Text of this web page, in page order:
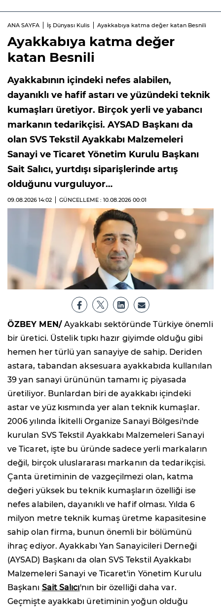
ANA SAYFA İş Dünyası Kulis Ayakkabıya katma değer katan Besnili
Ayakkabıya katma değer
katan Besnili
Ayakkabının içindeki nefes alabilen,
dayanıklı ve hafif astarı ve yüzündeki teknik
kumaşları üretiyor. Birçok yerli ve yabancı
markanın tedarikçisi. AYSAD Başkanı da
olan SVS Tekstil Ayakkabı Malzemeleri
Sanayi ve Ticaret Yönetim Kurulu Başkanı
Sait Salıcı, yurtdışı siparişlerinde artış
olduğunu vurguluyor…
09.08.2026 14:02 GÜNCELLEME : 10.08.2026 00:01
ÖZBEY MEN/ Ayakkabı sektöründe Türkiye önemli
bir üretici. Üstelik tıpkı hazır giyimde olduğu gibi
hemen her türlü yan sanayiye de sahip. Deriden
astara, tabandan aksesuara ayakkabıda kullanılan
39 yan sanayi ürününün tamamı iç piyasada
üretiliyor. Bunlardan biri de ayakkabı içindeki
astar ve yüz kısmında yer alan teknik kumaşlar.
2006 yılında İkitelli Organize Sanayi Bölgesi'nde
kurulan SVS Tekstil Ayakkabı Malzemeleri Sanayi
ve Ticaret, işte bu üründe sadece yerli markaların
değil, birçok uluslararası markanın da tedarikçisi.
Çanta üretiminin de vazgeçilmezi olan, katma
değeri yüksek bu teknik kumaşların özelliği ise
nefes alabilen, dayanıklı ve hafif olması. Yılda 6
milyon metre teknik kumaş üretme kapasitesine
sahip olan firma, bunun önemli bir bölümünü
ihraç ediyor. Ayakkabı Yan Sanayicileri Derneği
(AYSAD) Başkanı da olan SVS Tekstil Ayakkabı
Malzemeleri Sanayi ve Ticaret'in Yönetim Kurulu
Başkanı Sait Salıcı'nın bir özelliği daha var.
Geçmişte ayakkabı üretiminin yoğun olduğu